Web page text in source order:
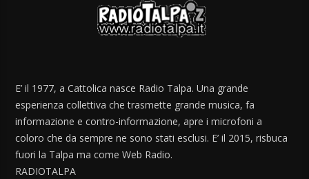
E’ il 1977, a Cattolica nasce Radio Talpa. Una grande
esperienza collettiva che trasmette grande musica, fa
informazione e contro-informazione, apre i microfoni a
coloro che da sempre ne sono stati esclusi. E’ il 2015, risbuca
fuori la Talpa ma come Web Radio.
RADIOTALPA